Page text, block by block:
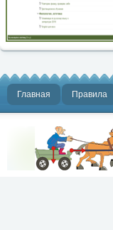
Главная Правила